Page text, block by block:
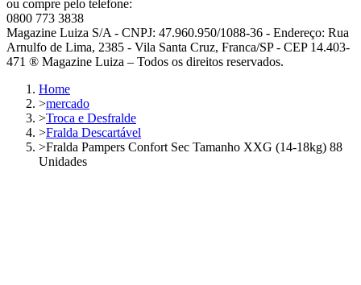
ou compre pelo telefone:
0800 773 3838
Magazine Luiza S/A - CNPJ: 47.960.950/1088-36 - Endereço: Rua
Arnulfo de Lima, 2385 - Vila Santa Cruz, Franca/SP - CEP 14.403-
471 ® Magazine Luiza – Todos os direitos reservados.
Home
>mercado
>Troca e Desfralde
>Fralda Descartável
>Fralda Pampers Confort Sec Tamanho XXG (14-18kg) 88
Unidades